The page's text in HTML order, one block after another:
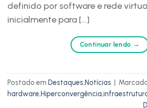
definido por software e rede
inicialmente para […]
Continuar lendo →
Postado em Destaques,Notícias |
hardware,Hiperconvergência,